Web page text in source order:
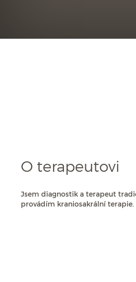
O terapeutovi
Jsem diagnostik a terapeut
provádím kraniosakrální terapie.